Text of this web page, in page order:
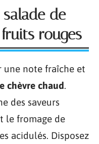
de
rouges
une note fraîche et
chèvre chaud.
des saveurs
le fromage de
acidulés. Disposez